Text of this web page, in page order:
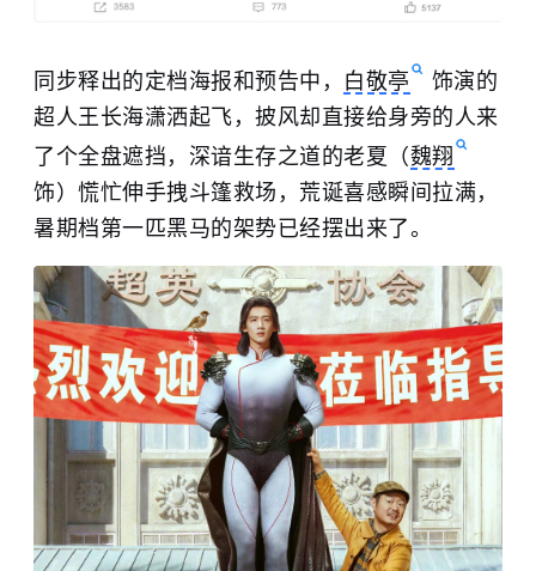
同步释出的定档海报和预告中， 白敬亭
饰演的
超人王长海潇洒起飞，披风却直接给身旁的人来
了个全盘遮挡，深谙生存之道的老夏（魏翔
饰）慌忙伸手拽斗篷救场，荒诞喜感瞬间拉满，
暑期档第一匹黑马的架势已经摆出来了。